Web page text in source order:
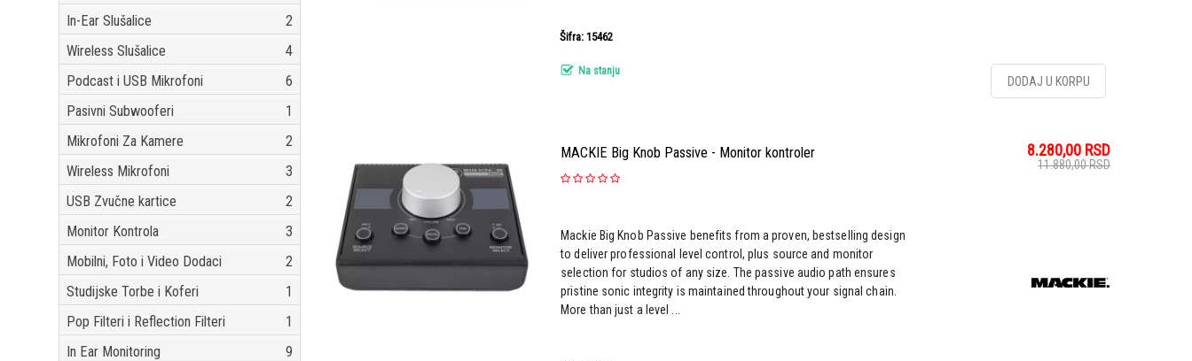
In-Ear Slušalice
2
Wireless Slušalice
4
Podcast i USB Mikrofoni
6
Pasivni Subwooferi
1
Mikrofoni Za Kamere
2
Wireless Mikrofoni
3
USB Zvučne kartice
2
Monitor Kontrola
3
Mobilni, Foto i Video Dodaci
2
Studijske Torbe i Koferi
1
Pop Filteri i Reflection Filteri
1
In Ear Monitoring
9
Šifra: 15462
Na stanju
DODAJ U KORPU
MACKIE Big Knob Passive - Monitor kontroler 8.280,00 RSD
11.880,00RSD
Mackie Big Knob Passive benefits from a proven, bestselling design
to deliver professional level control, plus source and monitor
selection for studios of any size. The passive audio path ensures
pristine sonic integrity is maintained throughout your signal chain.
More than just a level ...